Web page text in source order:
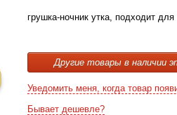
грушка-ночник утка, подходит
Другие товары в наличии
Уведомить меня, когда товар
Бывает дешевле?